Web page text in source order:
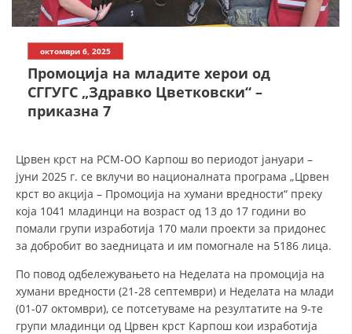
ПРИРАЧНИЦИ
СТРАТЕГИИ
ЕДУКАТИВНО ИНФОРМАТИВНИ МАТЕРИЈАЛИ
БРОШУРИ
октомври 6, 2025
Промоција на младите херои од
СГГУГС „Здравко Цветковски“ –
приказна 7
Црвен крст на РСМ-ОО Карпош во периодот јануари –
јуни 2025 г. се вклучи во националната програма „Црвен
крст во акција – Промоција на хумани вредности“ преку
која 1041 младинци на возраст од 13 до 17 години во
помали групи изработија 170 мали проекти за придонес
за добробит во заедницата и им помогнале на 5186 лица.
По повод одбележувањето на Неделата на промоција на
хумани вредности (21-28 септември) и Неделата на млади
(01-07 октомври), се потсетуваме на резултатите на 9-те
групи младинци од Црвен крст Карпош кои изработија